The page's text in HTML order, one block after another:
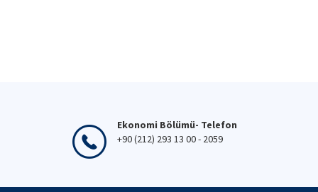
Ekonomi Bölümü- Telefon
+90 (212) 293 13 00 - 2059